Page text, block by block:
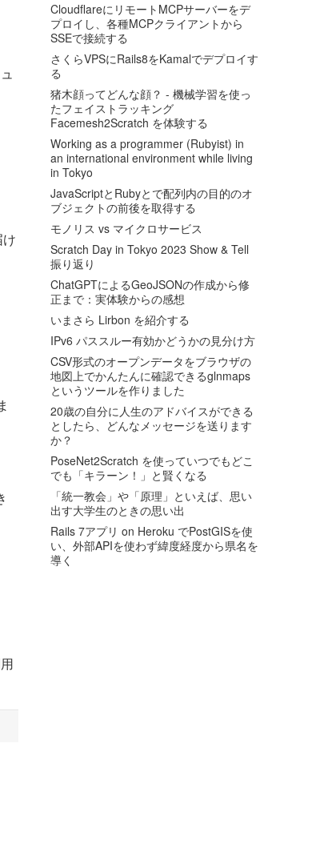
CloudflareにリモートMCPサーバーをデ
プロイし、各種MCPクライアントから
SSEで接続する
さくらVPSにRails8をKamalでデプロイす
る
猪木顔ってどんな顔？ - 機械学習を使っ
たフェイストラッキング
Facemesh2Scratch を体験する
Working as a programmer (Rubyist) in
an international environment while living
in Tokyo
JavaScriptとRubyとで配列内の目的のオ
ブジェクトの前後を取得する
モノリス vs マイクロサービス
Scratch Day in Tokyo 2023 Show & Tell
振り返り
ChatGPTによるGeoJSONの作成から修
正まで：実体験からの感想
いまさら Lirbon を紹介する
IPv6 パススルー有効かどうかの見分け方
CSV形式のオープンデータをブラウザの
地図上でかんたんに確認できるglnmaps
というツールを作りました
20歳の自分に人生のアドバイスができる
としたら、どんなメッセージを送ります
か？
PoseNet2Scratch を使っていつでもどこ
でも「キラーン！」と賢くなる
「統一教会」や「原理」といえば、思い
出す大学生のときの思い出
Rails 7アプリ on Heroku でPostGISを使
い、外部APIを使わず緯度経度から県名を
導く